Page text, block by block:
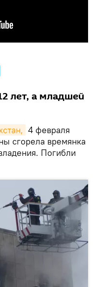
лет, а младшей
4 февраля
сгорела времянка
Погибли